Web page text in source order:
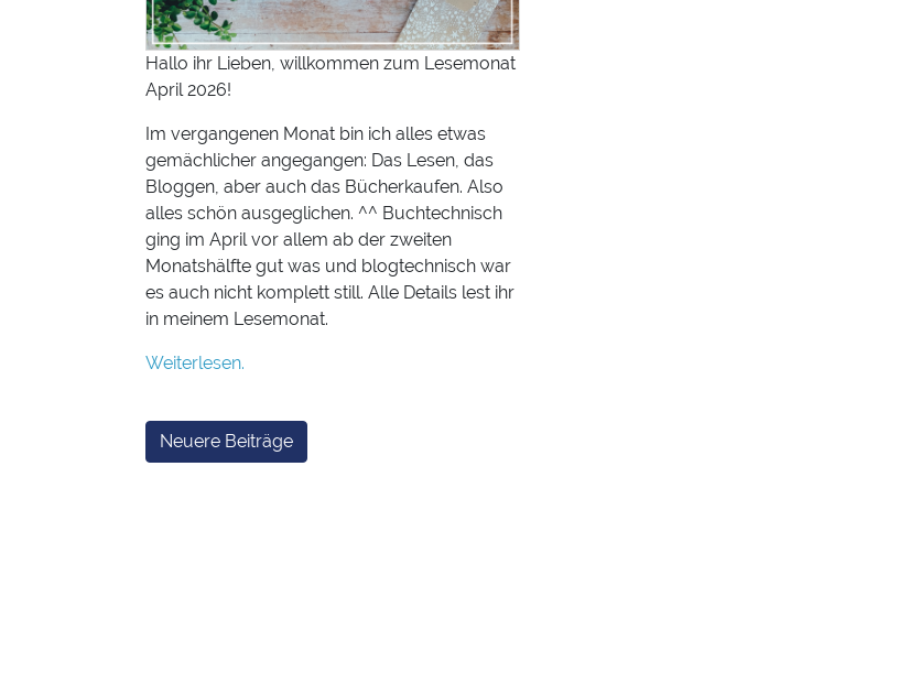
Hallo ihr Lieben, willkommen zum Lesemonat
April 2026!
Im vergangenen Monat bin ich alles etwas
gemächlicher angegangen: Das Lesen, das
Bloggen, aber auch das Bücherkaufen. Also
alles schön ausgeglichen. ^^ Buchtechnisch
ging im April vor allem ab der zweiten
Monatshälfte gut was und blogtechnisch war
es auch nicht komplett still. Alle Details lest ihr
in meinem Lesemonat.
Weiterlesen.
Beitragsnavigation
Neuere Beiträge